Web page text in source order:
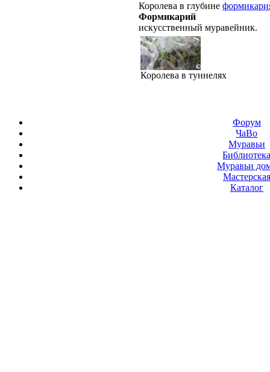
Королева в глубине
Формикарий
искусственный муравейник.
Королева в туннелях
Форум
ЧаВо
Муравьи
Муравьи
Мастерская
Каталог